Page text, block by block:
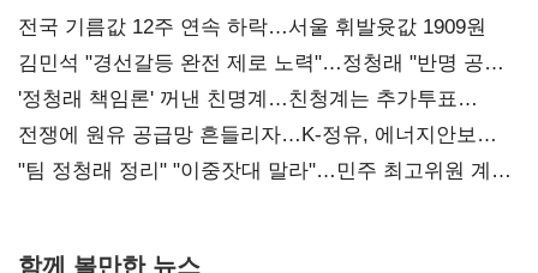
전국 기름값 12주 연속 하락…서울 휘발윳값 1909원
김민석 "경선갈등 완전 제로 노력"…정청래 "반명 공세
사과부터"
'정청래 책임론' 꺼낸 친명계…친청계는 추가투표
때리기
전쟁에 원유 공급망 흔들리자…K-정유, 에너지안보
핵심으로 재부상
"팀 정청래 정리" "이중잣대 말라"…민주 최고위원 계파
함께 볼만한 뉴스